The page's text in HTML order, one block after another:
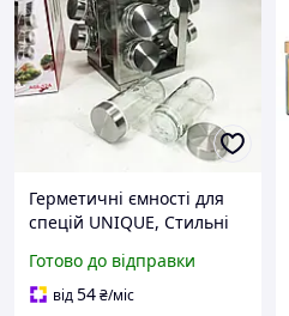
Герметичні ємності для
спецій UNIQUE, Стильні
Компактний органайзер
спецій DJ-20
Готово до відправки
від54₴/міс